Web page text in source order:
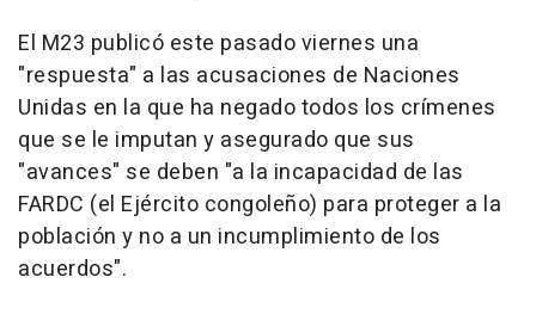
El M23 publicó este pasado viernes una
"respuesta" a las acusaciones de Naciones
Unidas en la que ha negado todos los crímenes
que se le imputan y asegurado que sus
"avances" se deben "a la incapacidad de las
FARDC (el Ejército congoleño) para proteger a la
población y no a un incumplimiento de los
acuerdos".